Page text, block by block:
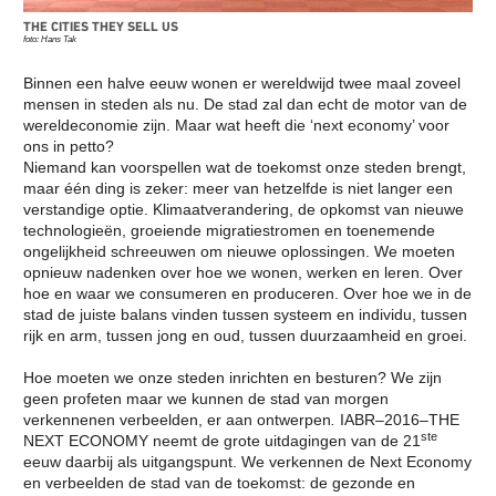
THE CITIES THEY SELL US
foto: Hans Tak
Binnen een halve eeuw wonen er wereldwijd twee maal zoveel
mensen in steden als nu. De stad zal dan echt de motor van de
wereldeconomie zijn. Maar wat heeft die ‘next economy’ voor
ons in petto?
Niemand kan voorspellen wat de toekomst onze steden brengt,
maar één ding is zeker: meer van hetzelfde is niet langer een
verstandige optie. Klimaatverandering, de opkomst van nieuwe
technologieën, groeiende migratiestromen en toenemende
ongelijkheid schreeuwen om nieuwe oplossingen. We moeten
opnieuw nadenken over hoe we wonen, werken en leren. Over
hoe en waar we consumeren en produceren. Over hoe we in de
stad de juiste balans vinden tussen systeem en individu, tussen
rijk en arm, tussen jong en oud, tussen duurzaamheid en groei.
Hoe moeten we onze steden inrichten en besturen? We zijn
geen profeten maar we kunnen de stad van morgen
verkennenen verbeelden, er aan ontwerpen
IABR–2016–THE
NEXT ECONOMY neemt de grote uitdagingen van de 21 ste
eeuw daarbij als uitgangspunt. We verkennen de Next Economy
en verbeelden de stad van de toekomst: de gezonde en
GAAN DOEN
IT’S ABOUT TIME: OPEN CALL
CURATORENTEAM VAN DE
10E INTERNATIONALE
ARCHITECTUUR BIENNALE
ROTTERDAM
IABR–DOWN TO EARTH
EARTH
CURATOR INLEIDING DOWN
TO EARTH
CURATOR TEAM IABR–DOWN
TO EARTH
GEORGE BRUGMANS
THIJS VAN SPAANDONK
RIANNE MAKKINK EN
JURGEN BEY
EVA PFANNES
TENTOONSTELLING: THE
HIGH GROUND
DE STAART: DE
KANSENKAART
VIJF DEELSTUDIES
CREDITS
DE IABR EN WATER
DE TENTOONSTELLING
VERSTEDELIJKTE
WERELD
BOUWEN MET DE
NATUUR
ONDERGROND
ONZE VOETEN
STADSLANDSCHAP EN
KLIMAATVERANDERING
REBUILD BY DESIGN
RESILIENCE
REBUILD BY DESIGN
NEW MEADOWLANDS
HET STEDELIJKE
METABOLISME
DE UITDAGING VAN DE
THE VERNON CITY
PROJECT
AGRICULTURE
STRATEGIEËN VOOR HET
STADSLANDSCHAP
HET MOZAÏEK VAN